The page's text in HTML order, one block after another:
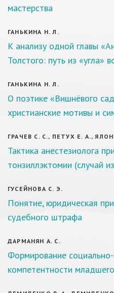
мастерства
ГАНЬКИНА Н. Л.
К анализу одной главы
Толстого: путь из «угла»
ГАНЬКИНА Н. Л.
О поэтике «Вишнёвого
христианские мотивы и
ГРАЧЕВ С. С., ПЕТУХ Е. А.,
Тактика анестезиолога
тонзиллэктомии (случай
ГУСЕЙНОВА С. Э.
Понятие, юридическая
судебного штрафа
ДАРМАНЯН А. С.
Формирование социально-
компетентности